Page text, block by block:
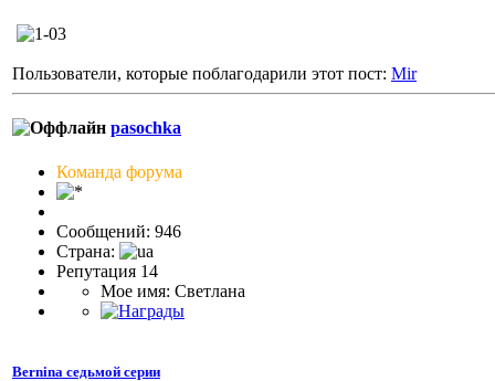
Пользователи, которые поблагодарили этот пост: Mir
pasochka
Команда форума
Сообщений: 946
Страна:
Репутация 14
Мое имя: Светлана
Bernina седьмой серии